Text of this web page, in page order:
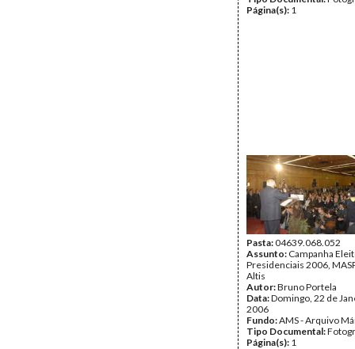
Página(s): 1
Pasta:04639.068.052
Assunto: Campanha
Presidenciais 2006,
Altis
Autor:Bruno Portela
Data:Domingo, 22 de
2006
Fundo:AMS - Arquivo
Tipo Documental:
Página(s): 1